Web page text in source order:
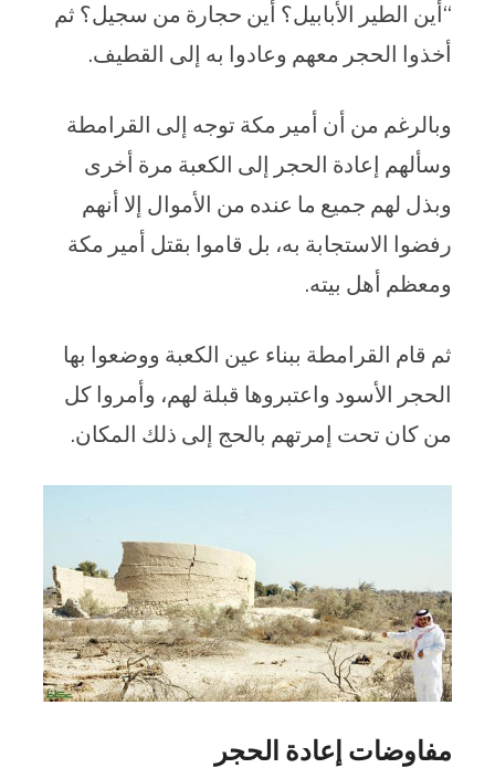
“أين الطير الأبابيل؟ أين حجارة من سجيل؟ ثم
أخذوا الحجر معهم وعادوا به إلى القطيف.
وبالرغم من أن أمير مكة توجه إلى القرامطة
وسألهم إعادة الحجر إلى الكعبة مرة أخرى
وبذل لهم جميع ما عنده من الأموال إلا أنهم
رفضوا الاستجابة به، بل قاموا بقتل أمير مكة
ومعظم أهل بيته.
ثم قام القرامطة ببناء عين الكعبة ووضعوا بها
الحجر الأسود واعتبروها قبلة لهم، وأمروا كل
من كان تحت إمرتهم بالحج إلى ذلك المكان.
مفاوضات إعادة الحجر